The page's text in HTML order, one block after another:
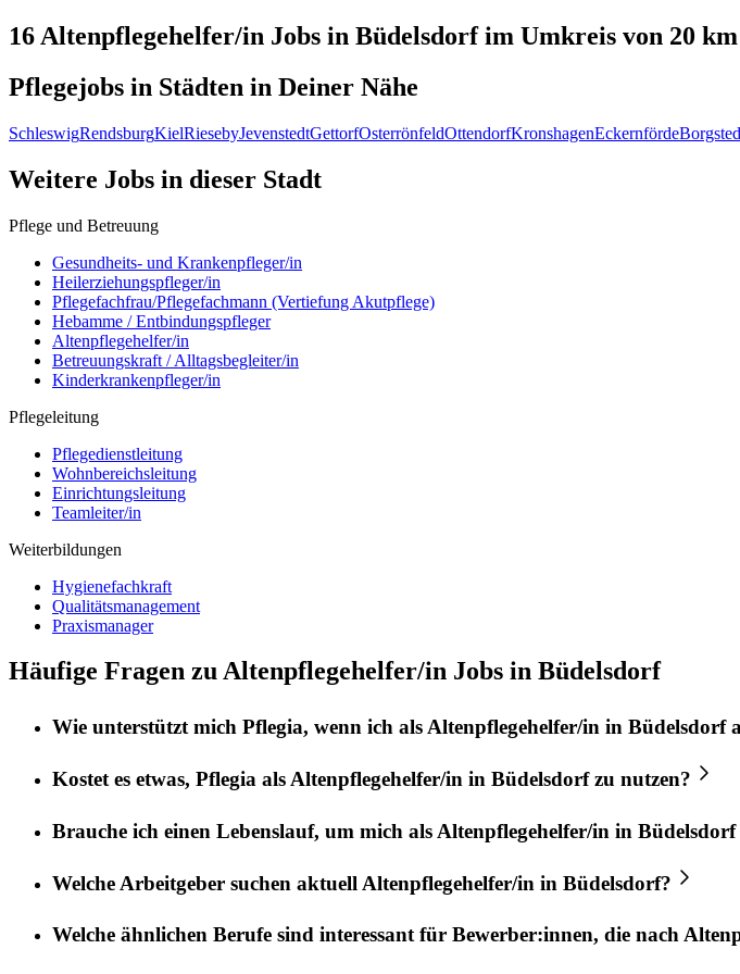
16 Altenpflegehelfer/in Jobs in Büdelsdorfim Umkreis von 20 km
Pflegejobs in Städten in Deiner Nähe
SchleswigRendsburgKielRiesebyJevenstedtGettorfOsterrönfeldOttendorfKronshagenEckernförde
Weitere Jobs in dieser Stadt
Pflege und Betreuung
Gesundheits- und Krankenpfleger/in
Heilerziehungspfleger/in
Pflegefachfrau/Pflegefachmann (Vertiefung Akutpflege)
Hebamme / Entbindungspfleger
Altenpflegehelfer/in
Betreuungskraft / Alltagsbegleiter/in
Kinderkrankenpfleger/in
Pflegeleitung
Pflegedienstleitung
Wohnbereichsleitung
Einrichtungsleitung
Teamleiter/in
Weiterbildungen
Hygienefachkraft
Qualitätsmanagement
Praxismanager
Häufige Fragen zu Altenpflegehelfer/in Jobs in Büdelsdorf
Wie unterstützt mich Pflegia, wenn ich alsAltenpflegehelfer/in in Büdelsdorf
Kostet es etwas, Pflegia als Altenpflegehelfer/in in Büdelsdorfzu nutzen?
Brauche ich einen Lebenslauf, um mich als Altenpflegehelfer/in in Büdelsdorf
Welche Arbeitgeber suchen aktuell Altenpflegehelfer/in in Büdelsdorf?
Welche ähnlichen Berufe sind interessant für Bewerber:innen, die nach